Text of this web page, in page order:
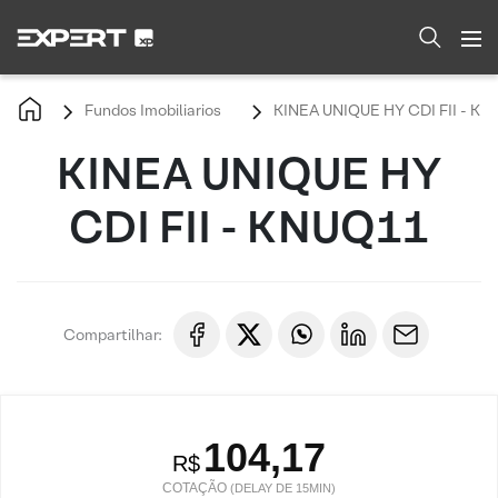
Fundos Imobiliarios KINEA UNIQUE HY CDI FII -
KINEA UNIQUE HY
CDI FII - KNUQ11
Compartilhar:
R$ 104,17
COTAÇÃO (DELAY DE 15MIN)